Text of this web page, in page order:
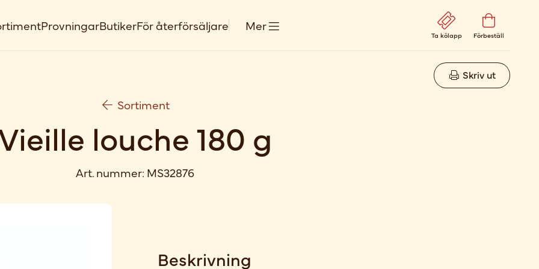
ProvningarButikerFör återförsäljare Mer
Ta kölapp Förbeställ
Skriv ut
Sortiment
louche 180 g
Art. nummer: MS32876
Beskrivning